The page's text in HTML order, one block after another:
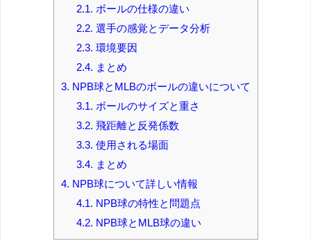
2.1.
ボールの仕様の違い
2.2. 選手の感覚とデータ分析
2.3. 環境要因
2.4.
まとめ
3. NPB球とMLBのボールの違いについて
3.1.
ボールのサイズと重さ
3.2. 飛距離と反発係数
3.3. 使用される場面
3.4.
まとめ
4. NPB球について詳しい情報
4.1.
NPB球の特性と問題点
4.2. NPB球とMLB球の違い